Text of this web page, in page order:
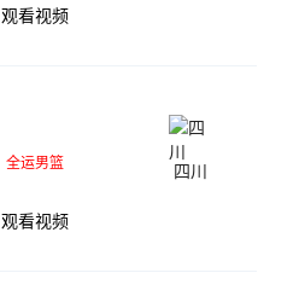
观看视频
全运男篮 四川
观看视频